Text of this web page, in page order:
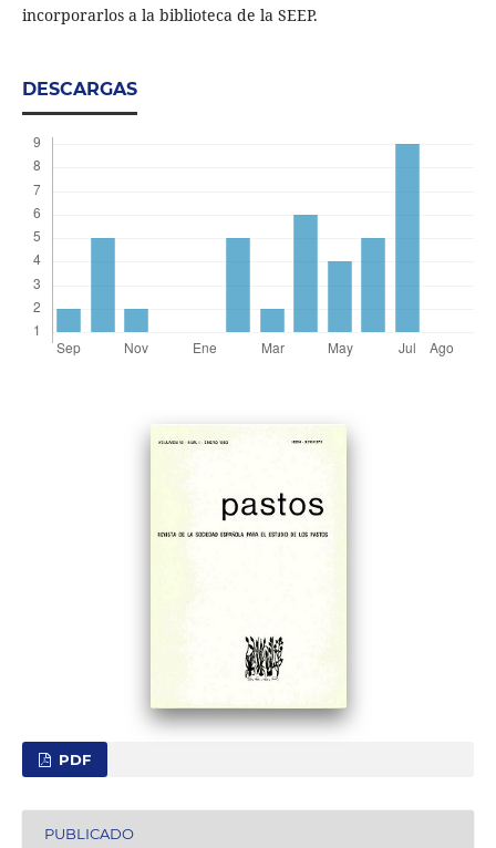
incorporarlos a la biblioteca de la SEEP.
DESCARGAS
PDF
PUBLICADO